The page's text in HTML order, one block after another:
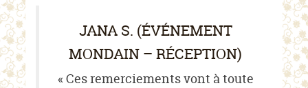
JANA S. (ÉVÉNEMENT
MONDAIN – RÉCEPTION)
« Ces remerciements vont à toute